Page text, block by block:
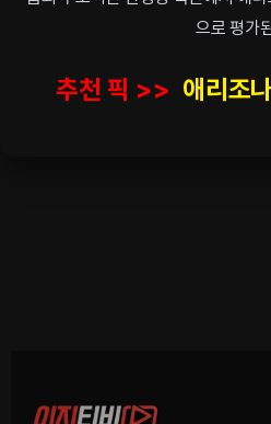
으로 평가
추천 픽 >> 애리조